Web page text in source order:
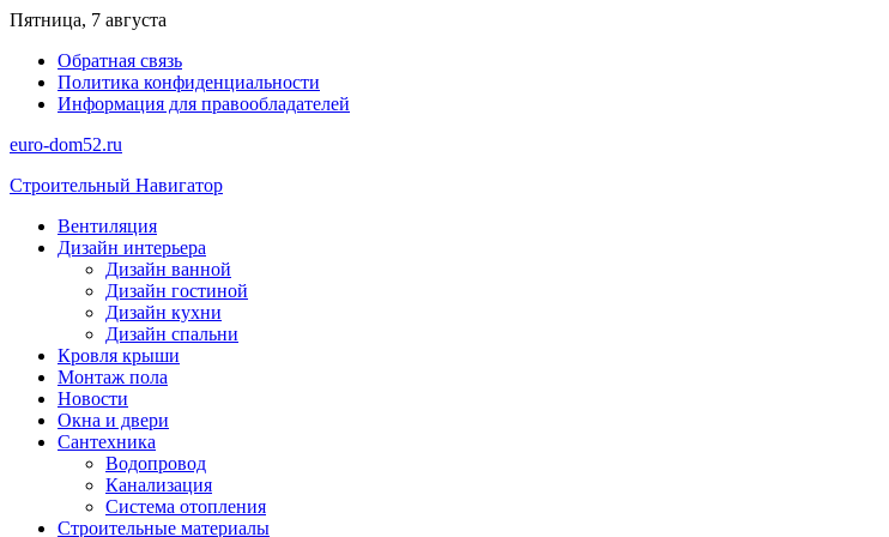
Перейти
содержимому
Пятница, 7 августа
Обратная связь
Политика конфиденциальности
Информация для правообладателей
euro-dom52.ru
Строительный Навигатор
Вентиляция
Дизайн интерьера
Дизайн ванной
Дизайн гостиной
Дизайн кухни
Дизайн спальни
Кровля крыши
Монтаж пола
Новости
Окна и двери
Сантехника
Водопровод
Канализация
Система отопления
Строительные материалы